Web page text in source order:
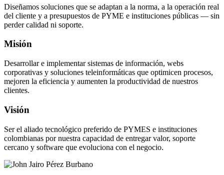
Diseñamos soluciones que se adaptan a la norma, a la operación real
del cliente y a presupuestos de PYME e instituciones públicas — sin
perder calidad ni soporte.
Misión
Desarrollar e implementar sistemas de información, webs
corporativas y soluciones teleinformáticas que optimicen procesos,
mejoren la eficiencia y aumenten la productividad de nuestros
clientes.
Visión
Ser el aliado tecnológico preferido de PYMES e instituciones
colombianas por nuestra capacidad de entregar valor, soporte
cercano y software que evoluciona con el negocio.